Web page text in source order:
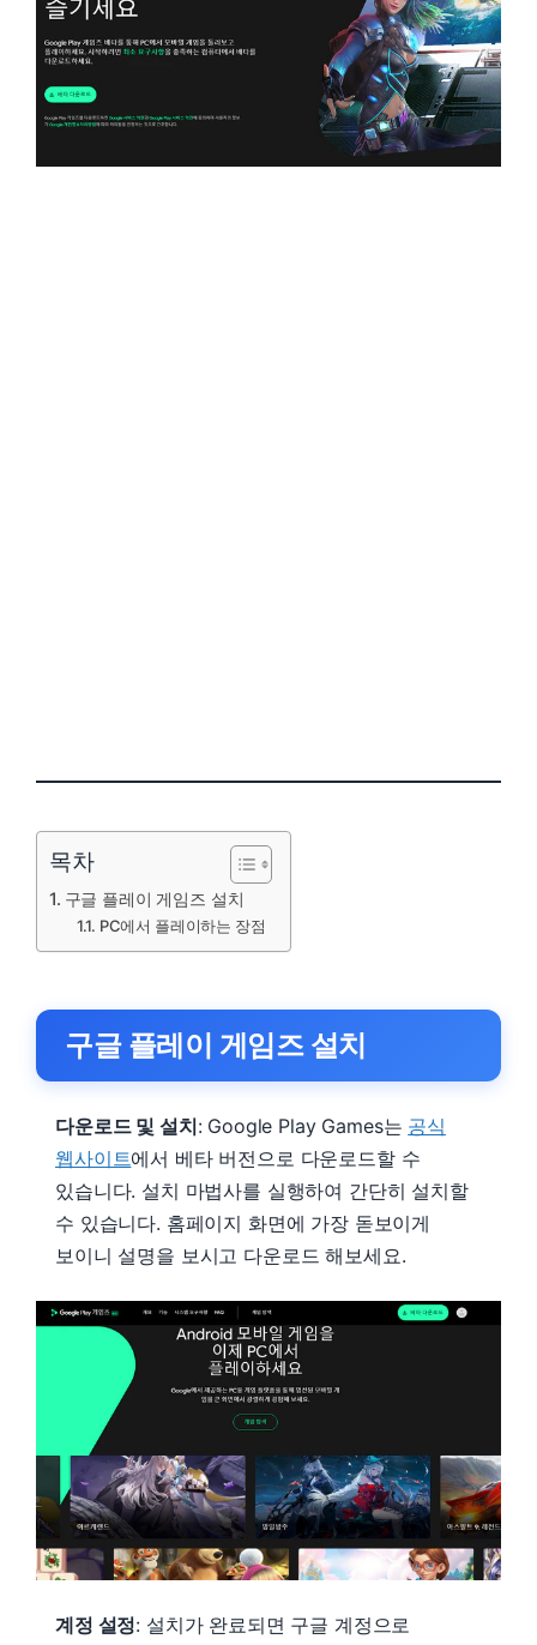
목차
구글 플레이 게임즈 설치
PC에서 플레이하는 장점
구글 플레이 게임즈 설치
다운로드 및 설치: Google Play Games는 공식
웹사이트에서 베타 버전으로 다운로드할 수
있습니다. 설치 마법사를 실행하여 간단히 설치할
수 있습니다. 홈페이지 화면에 가장 돋보이게
보이니 설명을 보시고 다운로드 해보세요.
계정 설정: 설치가 완료되면 구글 계정으로